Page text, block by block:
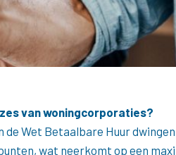
van woningcorporaties?
de Wet Betaalbare Huur
wat neerkomt op een